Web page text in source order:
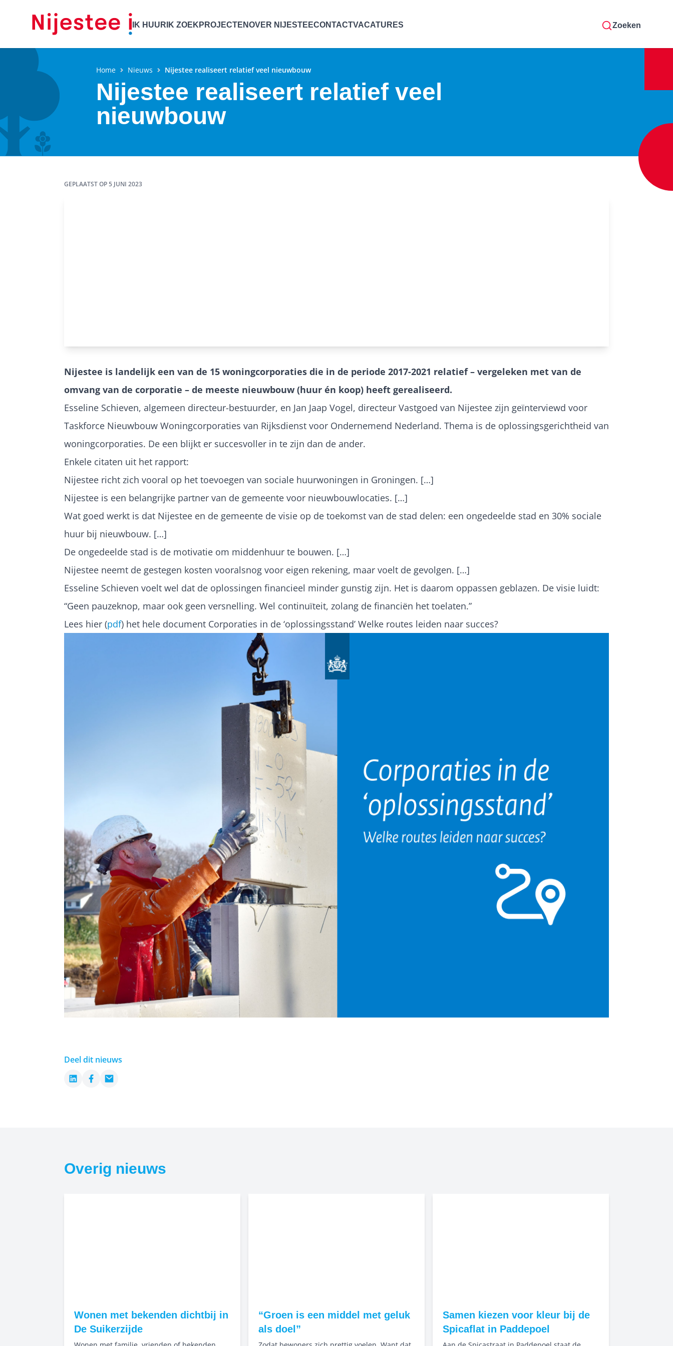
IK HUUR IK ZOEK PROJECTENOVER NIJESTEECONTACTVACATURES Zoeken
Home Nieuws Nijestee realiseert relatief veel nieuwbouw
Nijestee realiseert relatief veel
nieuwbouw
GEPLAATST OP5 JUNI 2023
Nijestee is landelijk een van de 15 woningcorporaties die in de periode 2017-2021 relatief – vergeleken met van de
omvang van de corporatie – de meeste nieuwbouw (huur én koop) heeft gerealiseerd.
Esseline Schieven, algemeen directeur-bestuurder, en Jan Jaap Vogel, directeur Vastgoed van Nijestee zijn geïnterviewd voor
Taskforce Nieuwbouw Woningcorporaties van Rijksdienst voor Ondernemend Nederland. Thema is de oplossingsgerichtheid van
woningcorporaties. De een blijkt er succesvoller in te zijn dan de ander.
Enkele citaten uit het rapport:
Nijestee richt zich vooral op het toevoegen van sociale huurwoningen in Groningen. […]
Nijestee is een belangrijke partner van de gemeente voor nieuwbouwlocaties. […]
Wat goed werkt is dat Nijestee en de gemeente de visie op de toekomst van de stad delen: een ongedeelde stad en 30% sociale
huur bij nieuwbouw. […]
De ongedeelde stad is de motivatie om middenhuur te bouwen. […]
Nijestee neemt de gestegen kosten vooralsnog voor eigen rekening, maar voelt de gevolgen. […]
Esseline Schieven voelt wel dat de oplossingen financieel minder gunstig zijn. Het is daarom oppassen geblazen. De visie luidt:
“Geen pauzeknop, maar ook geen versnelling. Wel continuïteit, zolang de financiën het toelaten.”
Lees hier (pdf) het hele document Corporaties in de ‘oplossingsstand’ Welke routes leiden naar succes?
Deel dit nieuws
LinkedInFacebook
Email
Overig nieuws
Wonen met bekenden dichtbij in
De Suikerzijde
“Groen is een middel met geluk
als doel”
Samen kiezen voor kleur bij de
Spicaflat in Paddepoel